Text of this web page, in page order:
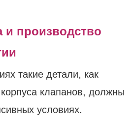
и производство
такие детали, как
клапанов, должны
условиях.